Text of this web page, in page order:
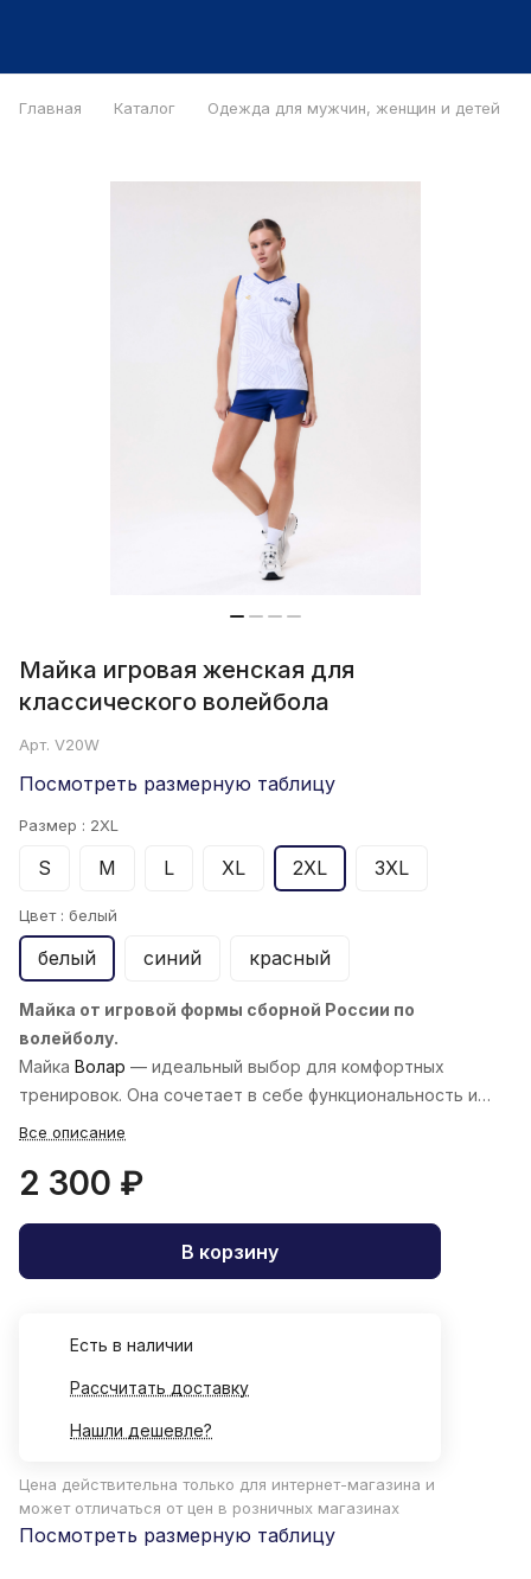
Главная Каталог Одежда для мужчин, женщин и детей
Майка игровая женская для
классического волейбола
Арт. V20W
Посмотреть размерную таблицу
Размер : 2XL
S M L XL 2XL 3XL
Цвет : белый
белый синий красный
Майка от игровой формы сборной России по
волейболу.
Майка Волар — идеальный выбор для комфортных
тренировок. Она сочетает в себе функциональность и
стиль.
Все описание
2 300 ₽
В корзину
Есть в наличии
Рассчитать доставку
Нашли дешевле?
Цена действительна только для интернет-магазина и
может отличаться от цен в розничных магазинах
Посмотреть размерную таблицу